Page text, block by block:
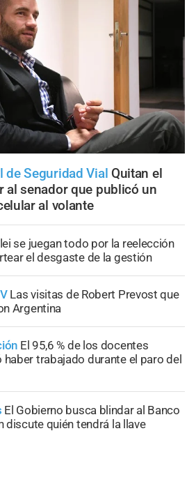
de Seguridad Vial Quitan el
al senador que publicó un
al volante
se juegan todo por la reelección
el desgaste de la gestión
Las visitas de Robert Prevost que
Argentina
El 95,6 % de los docentes
trabajado durante el paro del
El Gobierno busca blindar al Banco
discute quién tendrá la llave